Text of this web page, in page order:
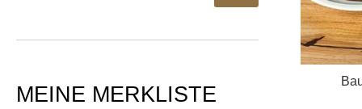
MEINE MERKLISTE